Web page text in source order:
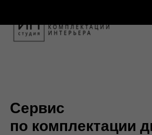
Сервис
по комплектации